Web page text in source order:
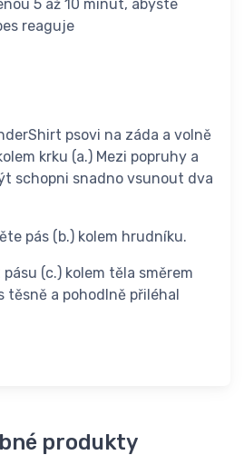
5 až 10 minut, abyste
reaguje
psovi na záda a volně
krku (a.) Mezi popruhy a
schopni snadno vsunout dva
pás (b.) kolem hrudníku.
(c.) kolem těla směrem
těsně a pohodlně přiléhal
produkty